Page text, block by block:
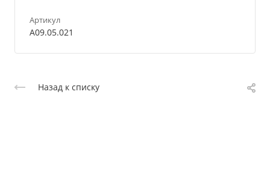
Артикул
A09.05.021
Назад к списку